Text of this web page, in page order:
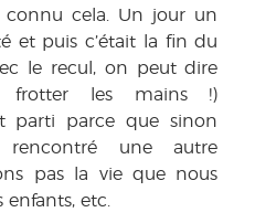
cela. Un jour un
et puis c’était la fin du
le recul, on peut dire
les mains !)
parti parce que sinon
rencontré une autre
pas la vie que nous
enfants, etc.